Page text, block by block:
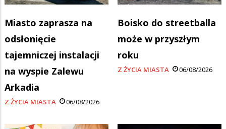
Miasto zaprasza na
odsłonięcie
tajemniczej instalacji
na wyspie Zalewu
Arkadia
Z ŻYCIA MIASTA 06/08/2026
Boisko do streetballa
może w przyszłym
roku
Z ŻYCIA MIASTA 06/08/2026